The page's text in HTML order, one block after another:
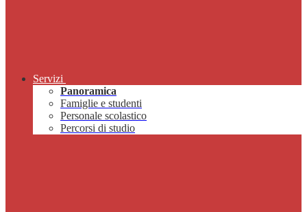
Servizi
Panoramica
Famiglie e studenti
Personale scolastico
Percorsi di studio